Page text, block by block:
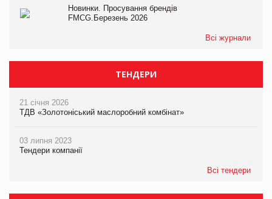
Новинки. Просування брендів
FMCG.Березень 2026
Всі журнали
ТЕНДЕРИ
21 січня 2026
ТДВ «Золотоніський маслоробний комбінат»
03 липня 2023
Тендери компанії
Всі тендери